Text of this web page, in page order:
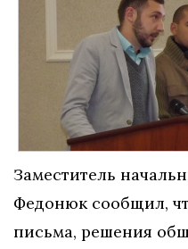
Заместитель
Федонюк сообщил,
письма, решения